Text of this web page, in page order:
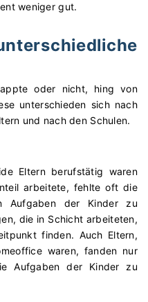
weniger gut.
oder nicht, hing von
unterschieden sich nach
und nach den Schulen.
Eltern berufstätig waren
arbeitete, fehlte oft die
Aufgaben der Kinder zu
die in Schicht arbeiteten,
finden. Auch Eltern,
waren, fanden nur
Aufgaben der Kinder zu